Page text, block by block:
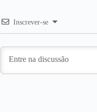
Inscrever-se